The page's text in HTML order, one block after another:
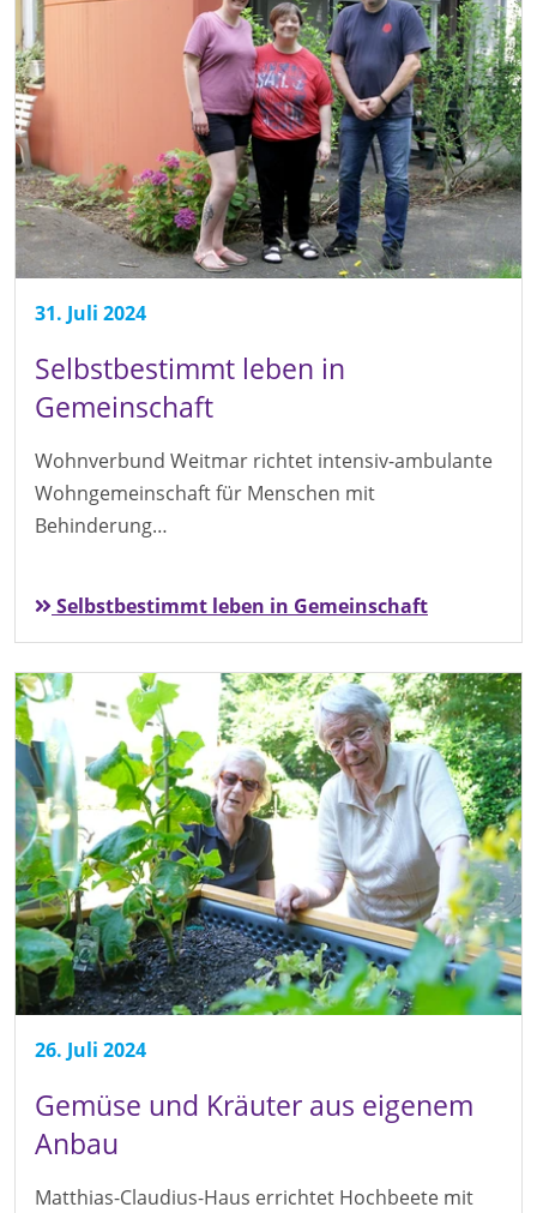
31. Juli 2024
Selbstbestimmt leben in
Gemeinschaft
Wohnverbund Weitmar richtet intensiv-ambulante
Wohngemeinschaft für Menschen mit
Behinderung…
Selbstbestimmt leben in Gemeinschaft
26. Juli 2024
Gemüse und Kräuter aus eigenem
Anbau
Matthias-Claudius-Haus errichtet Hochbeete mit